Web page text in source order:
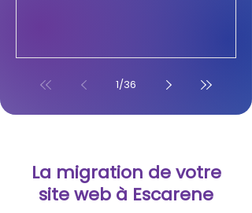
1/36
La migration de votre
site web à Escarene